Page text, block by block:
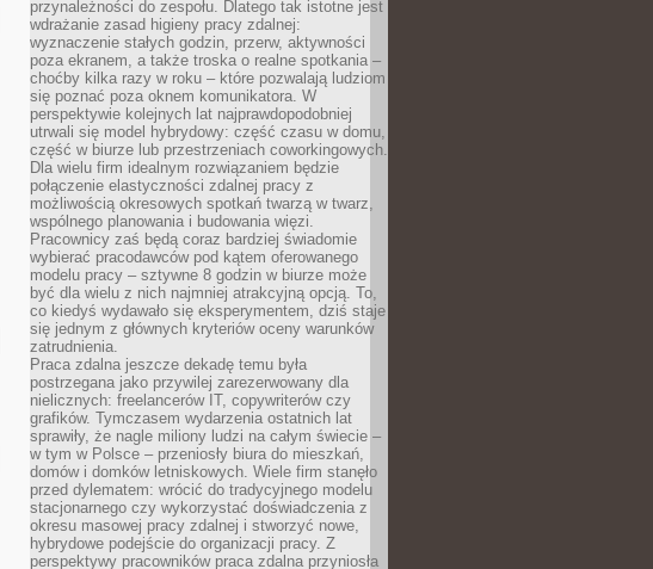
przynależności do zespołu. Dlatego tak istotne jest
wdrażanie zasad higieny pracy zdalnej:
wyznaczenie stałych godzin, przerw, aktywności
poza ekranem, a także troska o realne spotkania –
choćby kilka razy w roku – które pozwalają ludziom
się poznać poza oknem komunikatora. W
perspektywie kolejnych lat najprawdopodobniej
utrwali się model hybrydowy: część czasu w domu,
część w biurze lub przestrzeniach coworkingowych.
Dla wielu firm idealnym rozwiązaniem będzie
połączenie elastyczności zdalnej pracy z
możliwością okresowych spotkań twarzą w twarz,
wspólnego planowania i budowania więzi.
Pracownicy zaś będą coraz bardziej świadomie
wybierać pracodawców pod kątem oferowanego
modelu pracy – sztywne 8 godzin w biurze może
być dla wielu z nich najmniej atrakcyjną opcją. To,
co kiedyś wydawało się eksperymentem, dziś staje
się jednym z głównych kryteriów oceny warunków
zatrudnienia.
Praca zdalna jeszcze dekadę temu była
postrzegana jako przywilej zarezerwowany dla
nielicznych: freelancerów IT, copywriterów czy
grafików. Tymczasem wydarzenia ostatnich lat
sprawiły, że nagle miliony ludzi na całym świecie –
w tym w Polsce – przeniosły biura do mieszkań,
domów i domków letniskowych. Wiele firm stanęło
przed dylematem: wrócić do tradycyjnego modelu
stacjonarnego czy wykorzystać doświadczenia z
okresu masowej pracy zdalnej i stworzyć nowe,
hybrydowe podejście do organizacji pracy. Z
perspektywy pracowników praca zdalna przyniosła